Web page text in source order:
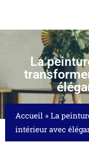
La
Accueil » La
intérieur avec